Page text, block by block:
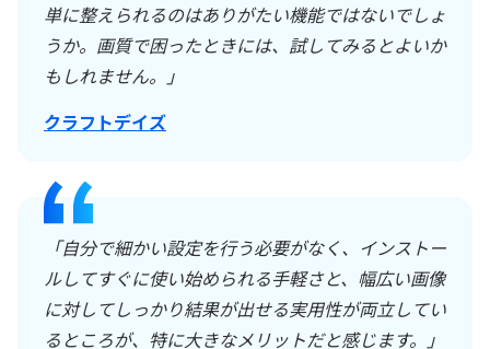
単に整えられるのはありがたい機能ではないでしょ
うか。画質で困ったときには、試してみるとよいか
もしれません。」
クラフトデイズ
「自分で細かい設定を行う必要がなく、インストー
ルしてすぐに使い始められる手軽さと、幅広い画像
に対してしっかり結果が出せる実用性が両立してい
るところが、特に大きなメリットだと感じます。」